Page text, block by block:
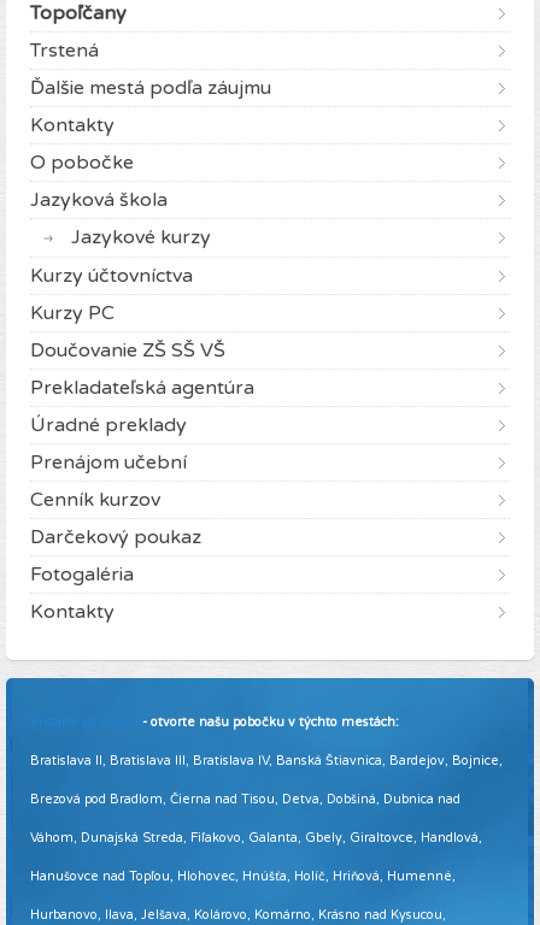
Topoľčany
Trstená
Ďalšie mestá podľa záujmu
Kontakty
O pobočke
Jazyková škola
Jazykové kurzy
Kurzy účtovníctva
Kurzy PC
Doučovanie ZŠ SŠ VŠ
Prekladateľská agentúra
Úradné preklady
Prenájom učební
Cenník kurzov
Darčekový poukaz
Fotogaléria
Kontakty
Pridajte sa k nám - otvorte našu pobočku v týchto mestách:
Bratislava II, Bratislava III, Bratislava IV, Banská Štiavnica, Bardejov, Bojnice,
Brezová pod Bradlom, Čierna nad Tisou, Detva, Dobšiná, Dubnica nad
Váhom, Dunajská Streda, Fiľakovo, Galanta, Gbely, Giraltovce, Handlová,
Hanušovce nad Topľou, Hlohovec, Hnúšťa, Holíč, Hriňová, Humenné,
Hurbanovo, Ilava, Jelšava, Kolárovo, Komárno, Krásno nad Kysucou,